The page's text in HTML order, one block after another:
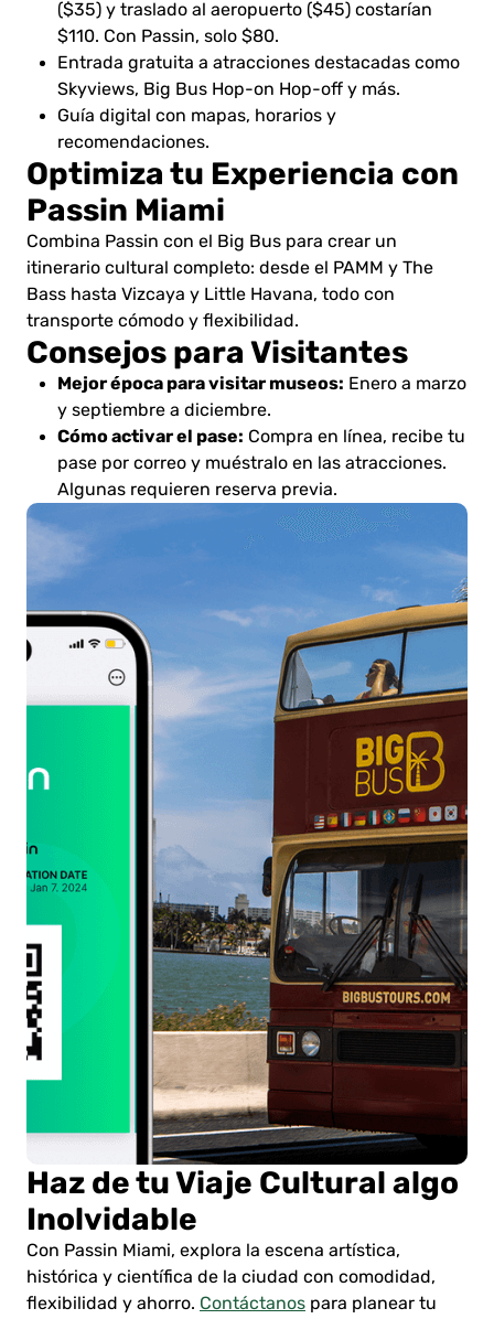
($35) y traslado al aeropuerto ($45) costarían
$110. Con Passin, solo $80.
Entrada gratuita a atracciones destacadas como
Skyviews, Big Bus Hop-on Hop-off y más.
Guía digital con mapas, horarios y
recomendaciones.
Optimiza tu Experiencia con
Passin Miami
Combina Passin con el Big Bus para crear un
itinerario cultural completo: desde el PAMM y The
Bass hasta Vizcaya y Little Havana, todo con
transporte cómodo y flexibilidad.
Consejos para Visitantes
Mejor época para visitar museos: Enero a marzo
y septiembre a diciembre.
Cómo activar el pase: Compra en línea, recibe tu
pase por correo y muéstralo en las atracciones.
Algunas requieren reserva previa.
Haz de tu Viaje Cultural algo
Inolvidable
Con Passin Miami, explora la escena artística,
histórica y científica de la ciudad con comodidad,
flexibilidad y ahorro. Contáctanos para planear tu